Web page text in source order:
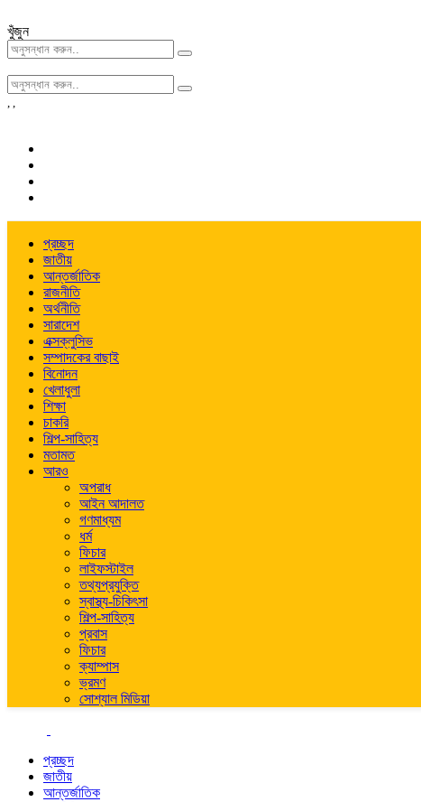
খুঁজুন
, ,
প্রচ্ছদ
জাতীয়
আন্তর্জাতিক
রাজনীতি
অর্থনীতি
সারাদেশ
এক্সক্লুসিভ
সম্পাদকের বাছাই
বিনোদন
খেলাধুলা
শিক্ষা
চাকরি
শিল্প-সাহিত্য
মতামত
আরও
অপরাধ
আইন আদালত
গণমাধ্যম
ধর্ম
ফিচার
লাইফস্টাইল
তথ্যপ্রযুক্তি
স্বাস্থ্য-চিকিৎসা
শিল্প-সাহিত্য
প্রবাস
ফিচার
ক্যাম্পাস
ভ্রমণ
সোশ্যাল মিডিয়া
প্রচ্ছদ
জাতীয়
আন্তর্জাতিক